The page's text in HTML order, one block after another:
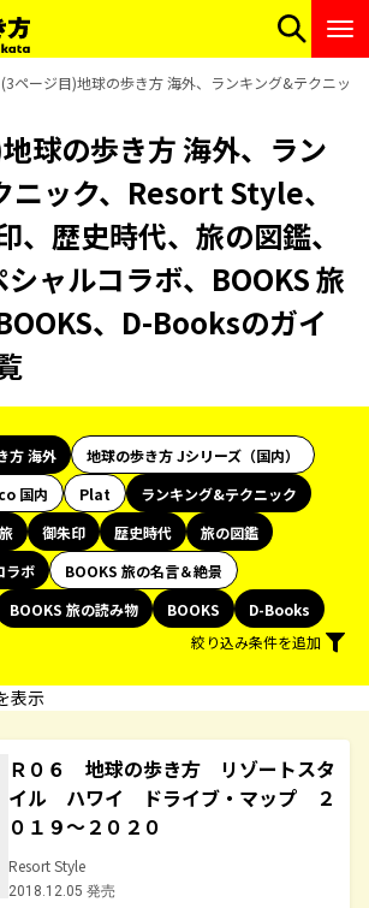
(3ページ目)地球の歩き方 海外、ランキング&テクニッ
球の歩き方 海外、ラン
ニック、Resort Style、
、歴史時代、旅の図鑑、
シャルコラボ、BOOKS 旅
、D-Booksのガイ
方 海外
地球の歩き方 Jシリーズ（国内）
国内 Plat
ランキング&テクニック
御朱印 歴史時代
旅の図鑑
ラボ
BOOKS 旅の名言＆絶景
BOOKS 旅の読み物 BOOKS
D-Books
絞り込み条件を追加
表示
Ｒ０６ 地球の歩き方 リゾートスタ
イル ハワイ ドライブ・マップ ２
０１９～２０２０
Resort Style
2018.12.05 発売